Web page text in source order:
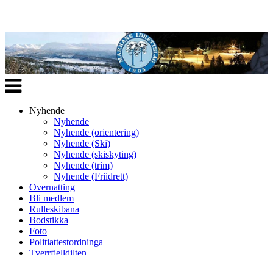
Veksle
navigasjon
Nyhende
Nyhende
Nyhende (orientering)
Nyhende (Ski)
Nyhende (skiskyting)
Nyhende (trim)
Nyhende (Friidrett)
Overnatting
Bli medlem
Rulleskibana
Bodstikka
Foto
Politiattestordninga
Tverrfjelldilten